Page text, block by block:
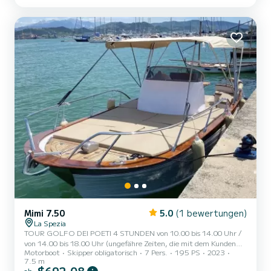
Sonnenuntergan...
Mimi 7.50 5.0 (1 bewertungen)
La Spezia
TOUR GOLFO DEI POETI 4 STUNDEN von 10.00 bis 14.00 Uhr /
von 14.00 bis 18.00 Uhr (ungefähre Zeiten, die mit dem Kunden
vereinbart werden müssen) AD MAIORA, ein typisches italienisches
Gozzo mit allem Komfort, um Ihnen ein einzigartiges und
Motorboot Skipper obligatorisch 7 Pers. 195 PS
2023
7.5 m